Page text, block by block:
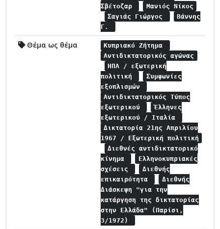
Σβέτοζαρ
Μανιός Νίκος
Σαγιάς Γιώργος
Βάννης
Γ.
Θέμα ως θέμα
Κυπριακό Ζήτημα
Αντιδικτατορικός αγώνας
ΗΠΑ / εξωτερική
πολιτική
Συμφωνίες
εξοπλισμών
Αντιδικτατορικός Τύπος
εξωτερικού
Έλληνες
εξωτερικού / Ιταλία
Δικτατορία 21ης Απριλίου
1967 / Εξωτερική πολιτική
Διεθνές αντιδικτατορικό
κίνημα
Ελληνοκυπριακές
σχέσεις
Διεθνής
επικαιρότητα
Διεθνής
Διάσκεψη "για την
κατάργηση της δικτατορίας
στην Ελλάδα" (Παρίσι,
3/1972)